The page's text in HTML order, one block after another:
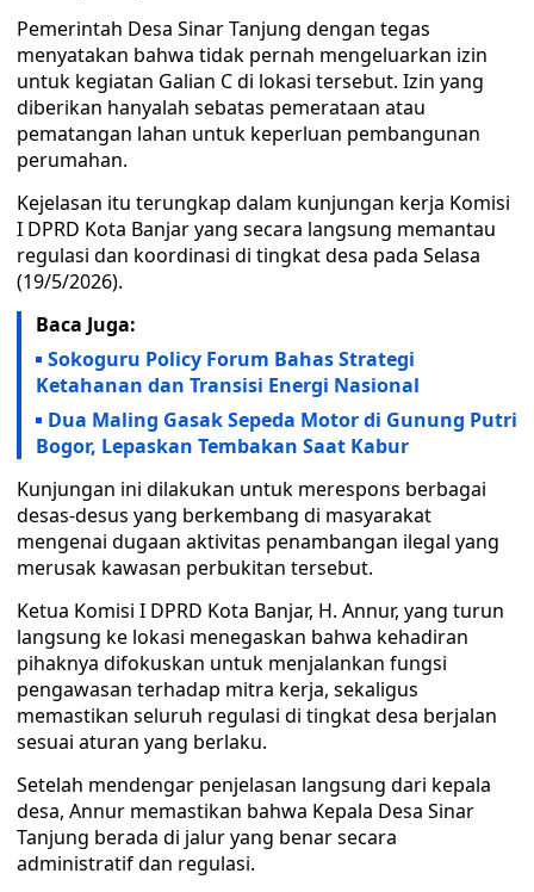
Pemerintah Desa Sinar Tanjung dengan tegas
menyatakan bahwa tidak pernah mengeluarkan izin
untuk kegiatan Galian C di lokasi tersebut. Izin yang
diberikan hanyalah sebatas pemerataan atau
pematangan lahan untuk keperluan pembangunan
perumahan.
Kejelasan itu terungkap dalam kunjungan kerja Komisi
I DPRD Kota Banjar yang secara langsung memantau
regulasi dan koordinasi di tingkat desa pada Selasa
(19/5/2026).
Baca Juga:
Sokoguru Policy Forum Bahas Strategi
Ketahanan dan Transisi Energi Nasional
Dua Maling Gasak Sepeda Motor di Gunung Putri
Bogor, Lepaskan Tembakan Saat Kabur
Kunjungan ini dilakukan untuk merespons berbagai
desas-desus yang berkembang di masyarakat
mengenai dugaan aktivitas penambangan ilegal yang
merusak kawasan perbukitan tersebut.
Ketua Komisi I DPRD Kota Banjar, H. Annur, yang turun
langsung ke lokasi menegaskan bahwa kehadiran
pihaknya difokuskan untuk menjalankan fungsi
pengawasan terhadap mitra kerja, sekaligus
memastikan seluruh regulasi di tingkat desa berjalan
sesuai aturan yang berlaku.
Setelah mendengar penjelasan langsung dari kepala
desa, Annur memastikan bahwa Kepala Desa Sinar
Tanjung berada di jalur yang benar secara
administratif dan regulasi.